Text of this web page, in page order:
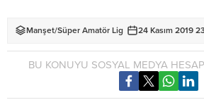
Manşet/Süper Amatör Lig 24 Kasım 2019
BU KONUYU SOSYAL MEDYA